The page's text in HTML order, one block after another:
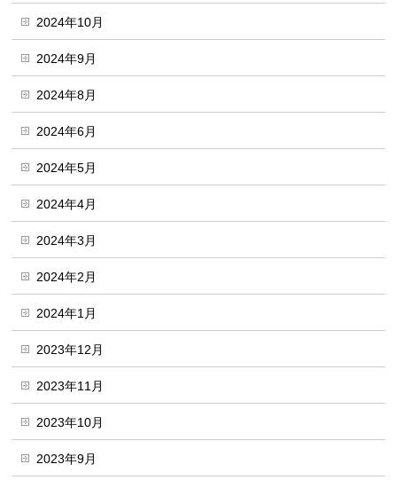
2024年10月
2024年9月
2024年8月
2024年6月
2024年5月
2024年4月
2024年3月
2024年2月
2024年1月
2023年12月
2023年11月
2023年10月
2023年9月